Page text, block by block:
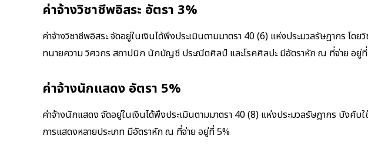
ค่าจ้างวิชาชีพอิสระ อัตรา 3%
ค่าจ้างวิชาชีพอิสระ จัดอยู่ในเงินได้พึงประเมินตามมาตรา 40 (6) แห่งประมวลรัษฎากร โด
ทนายความ วิศวกร สถาปนิก นักบัญชี ประณีตศิลป์ และโรคศิลปะ มีอัตราหัก ณ ที่จ่าย อยู่
ค่าจ้างนักแสดง อัตรา 5%
ค่าจ้างนักแสดง จัดอยู่ในเงินได้พึงประเมินตามมาตรา 40 (8) แห่งประมวลรัษฎากร บังคั
การแสดงหลายประเภท มีอัตราหัก ณ ที่จ่าย อยู่ที่ 5%